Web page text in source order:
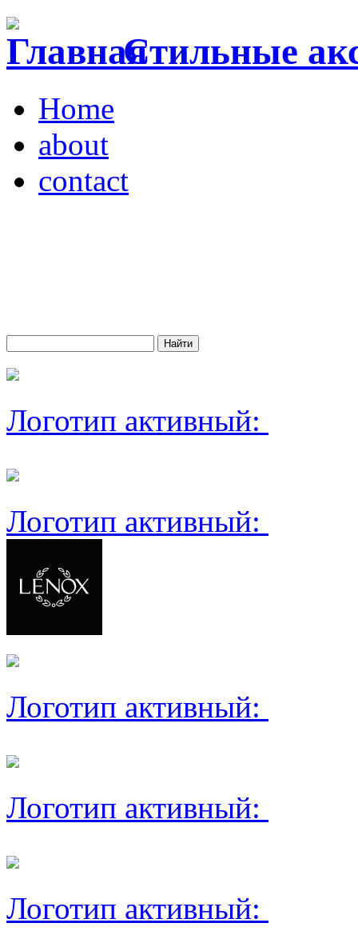
Стильные
Home
about
contact
Логотип активный:
Логотип активный:
Логотип активный:
Логотип активный:
Логотип активный: